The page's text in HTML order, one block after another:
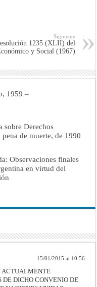
Siguiente
1235 (XLII) del
y Social (1967)
1959 –
sobre Derechos
de muerte, de 1990
Observaciones finales
en virtud del
15/01/2015 at 10:56
ACTUALMENTE
DICHO CONVENIO DE